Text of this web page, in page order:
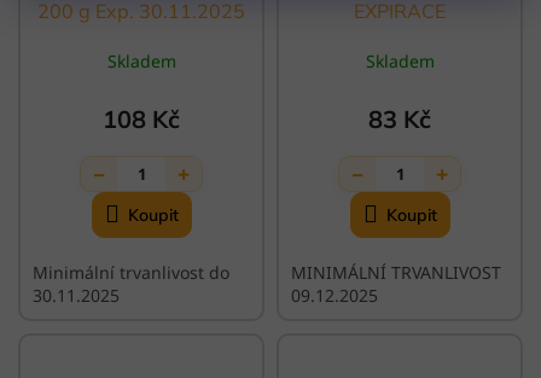
200 g Exp. 30.11.2025
Skladem
108 Kč
− 1 +
Minimální trvanlivost do
30.11.2025
EXPIRACE
Skladem
83 Kč
− 1 +
MINIMÁLNÍ TRVANLIVOST
09.12.2025